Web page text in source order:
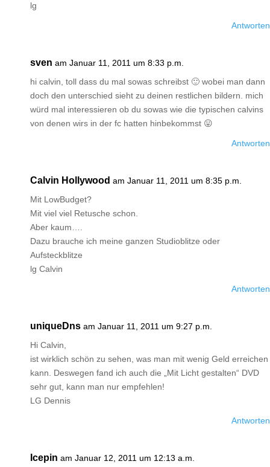
lg
Antworten
sven am Januar 11, 2011 um 8:33 p.m.
hi calvin, toll dass du mal sowas schreibst 🙂 wobei man dann
doch den unterschied sieht zu deinen restlichen bildern. mich
würd mal interessieren ob du sowas wie die typischen calvins
von denen wirs in der fc hatten hinbekommst 😛
Antworten
Calvin Hollywood am Januar 11, 2011 um 8:35 p.m.
Mit LowBudget?
Mit viel viel Retusche schon.
Aber kaum….
Dazu brauche ich meine ganzen Studioblitze oder
Aufsteckblitze
lg Calvin
Antworten
uniqueDns am Januar 11, 2011 um 9:27 p.m.
Hi Calvin,
ist wirklich schön zu sehen, was man mit wenig Geld erreichen
kann. Deswegen fand ich auch die „Mit Licht gestalten“ DVD
sehr gut, kann man nur empfehlen!
LG Dennis
Antworten
Icepin am Januar 12, 2011 um 12:13 a.m.